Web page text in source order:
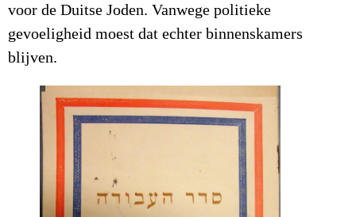
voor de Duitse Joden. Vanwege politieke
gevoeligheid moest dat echter binnenskamers
blijven.